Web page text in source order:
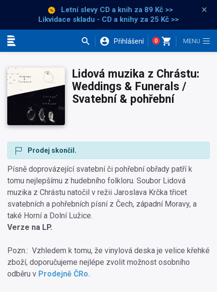
Letní slevy CD a knih za 89 Kč >>
Likvidace skladu - CD a knihy za 25 Kč >>
×
Přihlášení 0
Lidová muzika z Chrástu:
Weddings & Funerals /
Svatební & pohřební
Písně doprovázející svatební či pohřební obřady patří k
tomu nejlepšímu z hudebního folkloru. Soubor Lidová
muzika z Chrástu natočil v režii Jaroslava Krčka třicet
svatebních a pohřebních písní z Čech, západní Moravy, a
také Horní a Dolní Lužice.
Verze na LP.
Pozn.: Vzhledem k tomu, že vinylová deska je velice křehké
zboží, doporučujeme nejlépe zvolit možnost osobního
odběru v Prodejně ČRo.
Prodej skončil.